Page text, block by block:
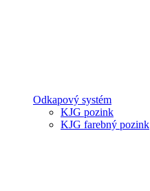
Odkapový systém
KJG pozink
KJG farebný pozink